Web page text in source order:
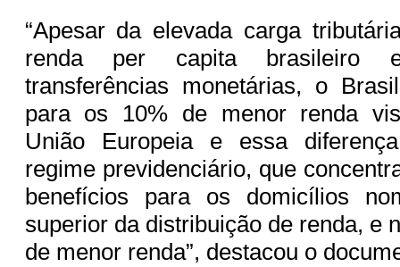
“Apesar da elevada carga
renda per capita brasileiro
transferências monetárias, o
para os 10% de menor renda
União Europeia e essa
regime previdenciário, que
benefícios para os domicílios
superior da distribuição de renda, e
de menor renda”, destacou o